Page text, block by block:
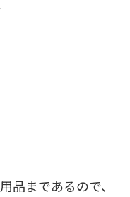
品まであるので、